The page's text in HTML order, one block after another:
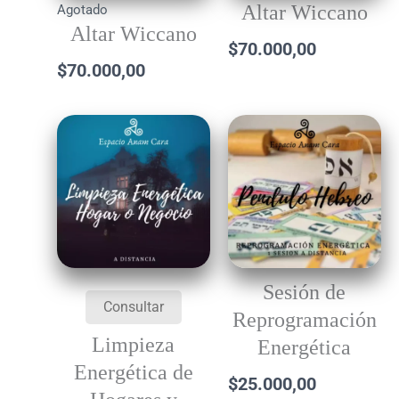
Agotado
Altar Wiccano
$70.000,00
Altar Wiccano
$70.000,00
Consultar
Limpieza
Energética de
Sesión de
Reprogramación
Energética
$25.000,00